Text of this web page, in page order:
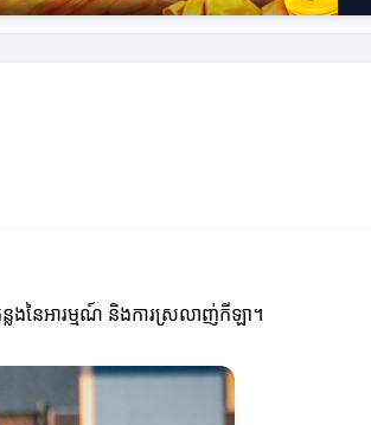
លងនៃអារម្មណ៍ និងការស្រលាញ់កីឡា។